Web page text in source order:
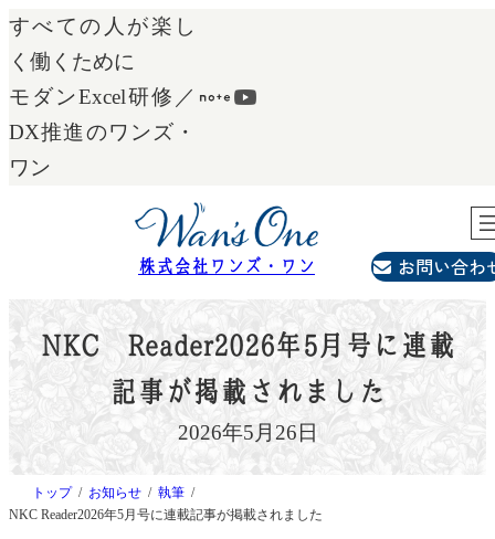
内
容
を
ス
キ
すべての人が楽し
く働くために
モダンExcel研修／
DX推進のワンズ・
ワン
株式会社ワンズ・ワン お問い合わ
NKC Reader2026年5月号に連載
記事が掲載されました
2026年5月26日
トップ お知らせ
執筆
NKC Reader2026年5月号に連載記事が掲載されました